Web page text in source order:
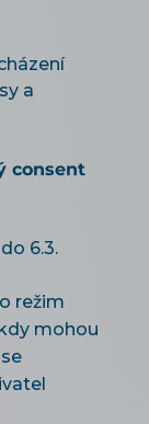
a
consent
6.3.
režim
mohou